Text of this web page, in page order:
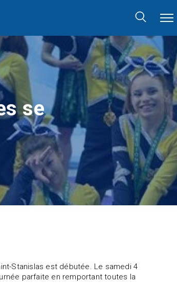
se
Stanislas est débutée. Le samedi 4
parfaite en remportant toutes la